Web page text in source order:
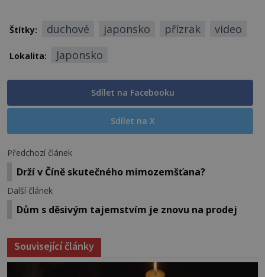
Štítky: duchové japonsko přízrak video
Lokalita: Japonsko
Sdílet na Facebooku
Sdílet na X
Předchozí článek
Drží v Číně skutečného mimozemšťana?
Další článek
Dům s děsivým tajemstvím je znovu na prodej
Související články